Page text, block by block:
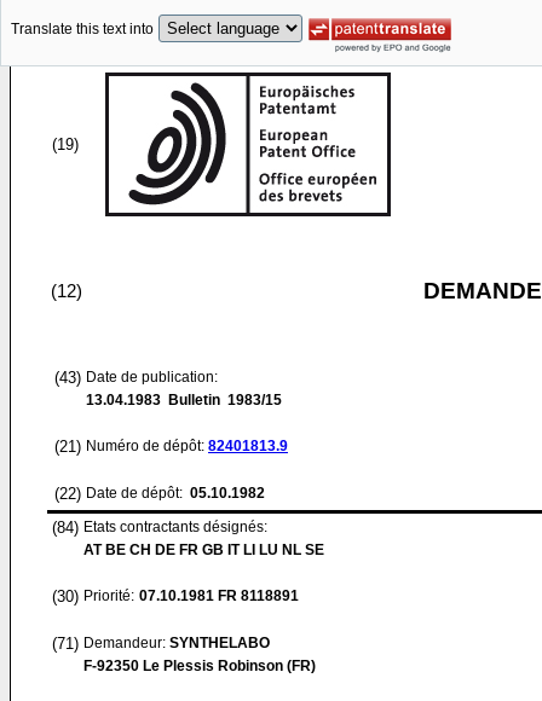
Translate this text into
(19)
(12)
(43) Date de publication:
13.04.1983 Bulletin 1983/15
(21) Numéro de dépôt: 82401813.9
(22) Date de dépôt: 05.10.1982
(84) Etats contractants désignés:
AT BE CH DE FR GB IT LI LU NL SE
(30) Priorité: 07.10.1981 FR 8118891
(71) Demandeur: SYNTHELABO
F-92350 Le Plessis Robinson (FR)